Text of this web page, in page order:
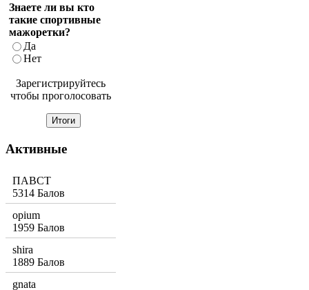
Знаете ли вы кто
такие спортивные
мажоретки?
Да
Нет
Зарегистрируйтесь
чтобы проголосовать
Активные
ПАВСТ
5314 Балов
opium
1959 Балов
shira
1889 Балов
gnata